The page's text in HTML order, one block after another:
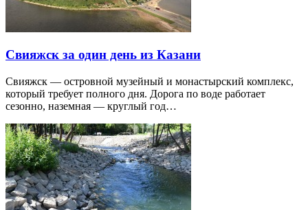
Свияжск за один день из Казани
Свияжск — островной музейный и монастырский комплекс,
который требует полного дня. Дорога по воде работает
сезонно, наземная — круглый год…